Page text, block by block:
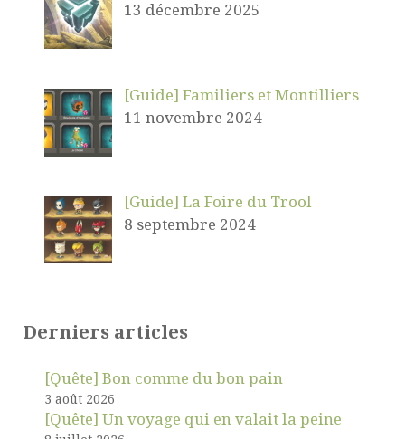
13 décembre 2025
[Guide] Familiers et Montilliers
11 novembre 2024
[Guide] La Foire du Trool
8 septembre 2024
Derniers articles
[Quête] Bon comme du bon pain
3 août 2026
[Quête] Un voyage qui en valait la peine